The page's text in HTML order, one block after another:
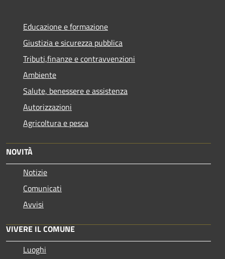
Educazione e formazione
Giustizia e sicurezza pubblica
Tributi,finanze e contravvenzioni
Ambiente
Salute, benessere e assistenza
Autorizzazioni
Agricoltura e pesca
NOVITÀ
Notizie
Comunicati
Avvisi
VIVERE IL COMUNE
Luoghi